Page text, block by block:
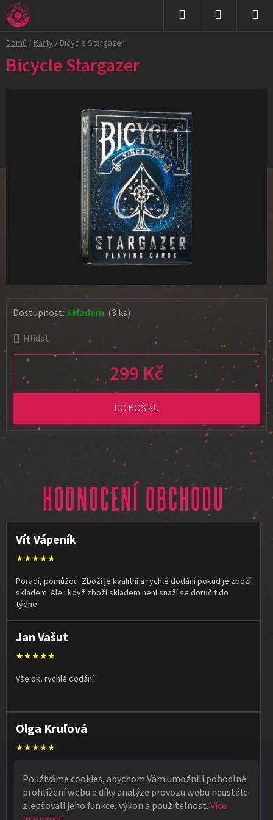
Používáme cookies, abychom Vám umožnili pohodlné
prohlížení webu a díky analýze provozu webu neustále
zlepšovali jeho funkce, výkon a použitelnost.Více
Přejít
na
obsah
Domů/Karty/ Bicycle Stargazer
Hlídat
299 Kč
Měrná cena:
DO KOŠÍKU
Dostupnost:Skladem (3 ks)
Bicycle Stargazer
HODNOCENÍ OBCHODU
Vít Vápeník
★★★★★
Poradí, pomůžou. Zboží je kvalitní a rychlé dodání pokud je zboží
skladem. Ale i když zboží skladem není snaží se doručit do
týdne.
Jan Vašut
★★★★★
Vše ok, rychlé dodání
Olga Kruľová
★★★★★
perfektně, syn měl velký úspěch s kouzelnickým představením
na školní besídce. Objednávka dorazila po 4 dnech, takže
naprostá spokojenost.